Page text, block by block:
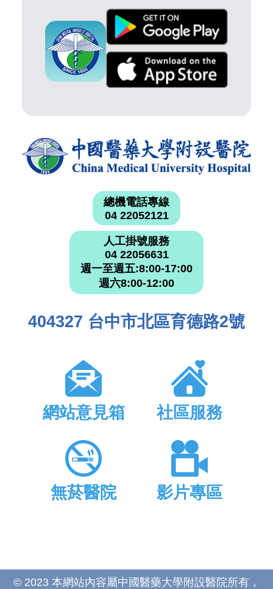
總機電話專線
04 22052121
人工掛號服務
04 22056631
週一至週五:8:00-17:00
週六8:00-12:00
404327 台中市北區育德路2號
網站意見箱 社區服務
無菸醫院 影片專區
© 2023 本網站內容屬中國醫藥大學附設醫院所有，